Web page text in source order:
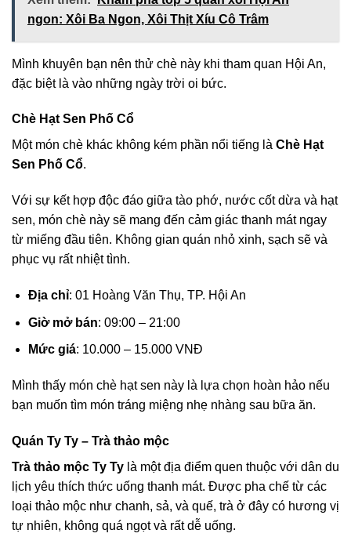
ngon: Xôi Ba Ngon, Xôi Thịt Xíu Cô Trâm
Mình khuyên bạn nên thử chè này khi tham quan Hội An,
đặc biệt là vào những ngày trời oi bức.
Chè Hạt Sen Phố Cổ
Một món chè khác không kém phần nổi tiếng là Chè Hạt
Sen Phố Cổ.
Với sự kết hợp độc đáo giữa tào phớ, nước cốt dừa và hạt
sen, món chè này sẽ mang đến cảm giác thanh mát ngay
từ miếng đầu tiên. Không gian quán nhỏ xinh, sạch sẽ và
phục vụ rất nhiệt tình.
Địa chỉ: 01 Hoàng Văn Thụ, TP. Hội An
Giờ mở bán: 09:00 – 21:00
Mức giá: 10.000 – 15.000 VNĐ
Mình thấy món chè hạt sen này là lựa chọn hoàn hảo nếu
bạn muốn tìm món tráng miệng nhẹ nhàng sau bữa ăn.
Quán Ty Ty – Trà thảo mộc
Trà thảo mộc Ty Ty là một địa điểm quen thuộc với dân du
lịch yêu thích thức uống thanh mát. Được pha chế từ các
loại thảo mộc như chanh, sả, và quế, trà ở đây có hương vị
tự nhiên, không quá ngọt và rất dễ uống.